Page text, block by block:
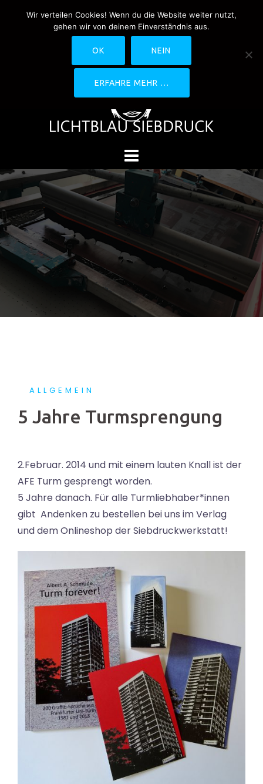
0170-4800361
drucken@lichtblau-
siebdruck.de
Schwedlerstraße 1 - 5 60314
ALLGEMEIN
5 Jahre Turmsprengung
2.Februar. 2014 und mit einem lauten Knall ist der
AFE Turm gesprengt worden.
5 Jahre danach. Für alle Turmliebhaber*innen
gibt Andenken zu bestellen bei uns im Verlag
und dem Onlineshop der Siebdruckwerkstatt!
Wir verteilen Cookies! Wenn du die Website weiter nutzt,
gehen wir von deinem Einverständnis aus.
OK NEIN
ERFAHRE MEHR …